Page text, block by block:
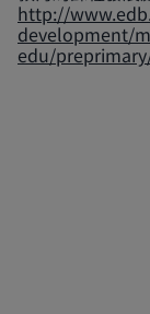
http://
development/
edu/